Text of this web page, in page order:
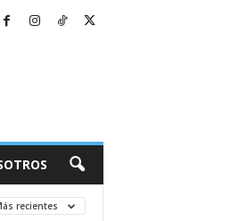
recientes